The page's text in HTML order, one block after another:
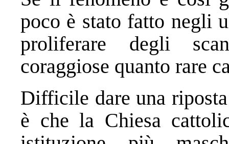
poco è stato fatto negli
proliferare degli
coraggiose quanto rare
Difficile dare una
è che la Chiesa